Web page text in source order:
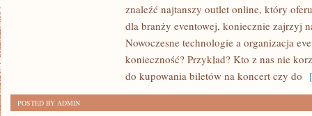
znaleźć najtanszy outlet online, który
dla branży eventowej, koniecznie zajrzyj
Nowoczesne technologie a organizacja
konieczność? Przykład? Kto z nas nie
do kupowania biletów na koncert czy do
POSTED BY ADMIN